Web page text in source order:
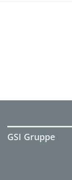
GSI Gruppe